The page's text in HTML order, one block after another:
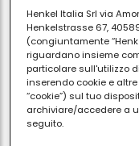
Henkel Italia Srl via
Henkelstrasse 67,
(congiuntamente
riguardano insieme
particolare sull'utilizzo
inserendo cookie e
“cookie”) sul tuo
archiviare/accedere a
seguito.